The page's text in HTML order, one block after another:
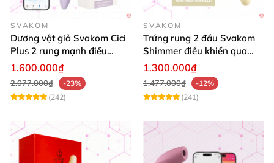
SVAKOM
Dương vật giả Svakom Cici
Plus 2 rung mạnh điều
khiển App an toàn
1.600.000₫
2.077.000₫
-23%
(242)
SVAKOM
Trứng rung 2 đầu Svakom
Shimmer điều khiển qua
App siêu kích thích
1.300.000₫
1.477.000₫
-12%
(241)